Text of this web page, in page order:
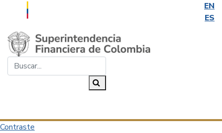
EN
ES
Saltar al contenido principal
Contraste